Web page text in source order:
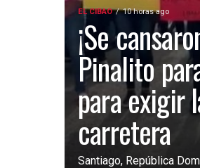
EL CIBAO 10 horas ago
¡Se
Pinalito
para exigir
carretera
Santiago, República